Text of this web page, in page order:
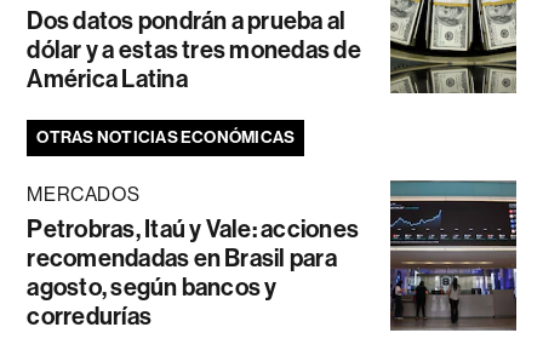
Dos datos pondrán a prueba al
dólar y a estas tres monedas de
América Latina
OTRAS NOTICIAS ECONÓMICAS
MERCADOS
Petrobras, Itaú y Vale: acciones
recomendadas en Brasil para
agosto, según bancos y
corredurías